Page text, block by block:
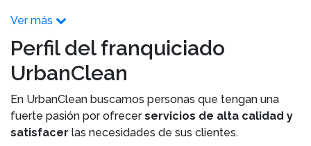
Ver más
Perfil del franquiciado
UrbanClean
En UrbanClean buscamos personas que tengan una
fuerte pasión por ofrecerservicios de alta calidad y
satisfacer las necesidades de sus clientes.